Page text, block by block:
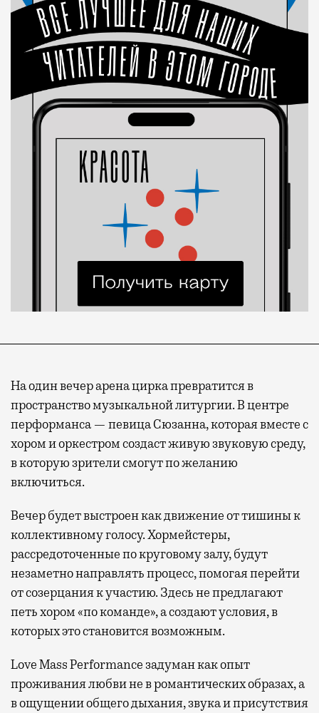
На один вечер арена цирка превратится в
пространство музыкальной литургии. В центре
перформанса — певица Сюзанна, которая вместе с
хором и оркестром создаст живую звуковую среду,
в которую зрители смогут по желанию
включиться.
Вечер будет выстроен как движение от тишины к
коллективному голосу. Хормейстеры,
рассредоточенные по круговому залу, будут
незаметно направлять процесс, помогая перейти
от созерцания к участию. Здесь не предлагают
петь хором «по команде», а создают условия, в
которых это становится возможным.
Love Mass Performance задуман как опыт
проживания любви не в романтических образах, а
в ощущении общего дыхания, звука и присутствия